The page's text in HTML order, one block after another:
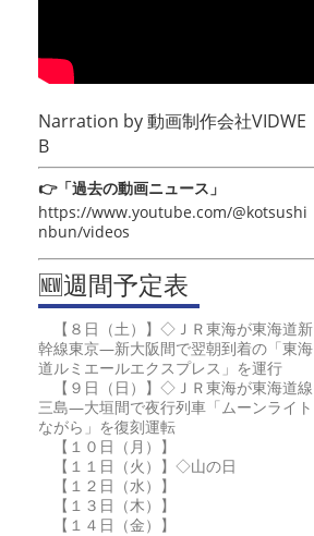
Narration by動画制作会社VIDWE
B
👉「過去の動画ニュース」
https://www.youtube.com/@kotsushi
nbun/videos
🆕週間予定表
【８日（土）】◇ＪＲ東海が東海道新
幹線東京―新大阪間で翌朝到着の「東海
道ルミエールエクスプレス」を運行
【９日（日）】◇ＪＲ東海が東海道線
三島―大垣間で夜行列車「ムーンライト
ながら」を復刻運転
【１０日（月）】
【１１日（火）】◇山の日
【１２日（水）】
【１３日（木）】
【１４日（金）】